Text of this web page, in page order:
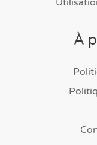
À